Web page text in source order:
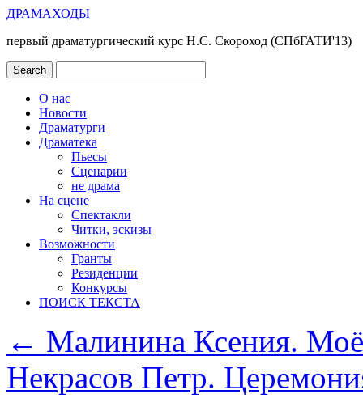
ДРАМАХОДЫ
первый драматургический курс Н.С. Скороход (СПбГАТИ'13)
О нас
Новости
Драматурги
Драматека
Пьесы
Сценарии
не драма
На сцене
Спектакли
Читки, эскизы
Возможности
Гранты
Резиденции
Конкурсы
ПОИСК ТЕКСТА
← Малинина Ксения.
Некрасов Петр.